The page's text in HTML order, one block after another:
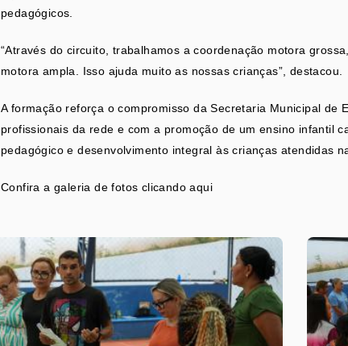
pedagógicos.
“Através do circuito, trabalhamos a coordenação motora
motora ampla. Isso ajuda muito as nossas crianças”, destacou.
A formação reforça o compromisso da Secretaria Municipal de
profissionais da rede e com a promoção de um ensino infantil
pedagógico e desenvolvimento integral às crianças atendidas
Confira a galeria de fotos clicandoaqui